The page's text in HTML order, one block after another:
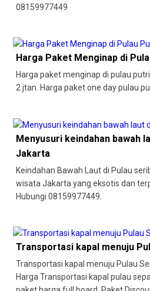
08159977449
Harga Paket Menginap di
Harga paket menginap di pulau
2 jtan. Harga paket one day pulau
Menyusuri keindahan bawah
Jakarta
Keindahan Bawah Laut di Pulau
wisata Jakarta yang eksotis dan
Hubungi 08159977449.
Transportasi kapal menuju
Transportasi kapal menuju Pulau
Harga Transportasi kapal pulau